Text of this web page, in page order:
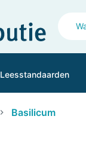
Leesstandaarden
Basilicum